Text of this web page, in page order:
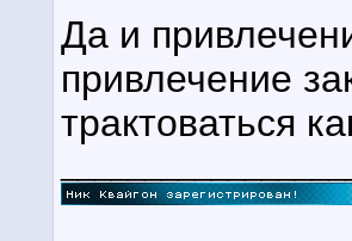
Да и
привлечение
трактоваться